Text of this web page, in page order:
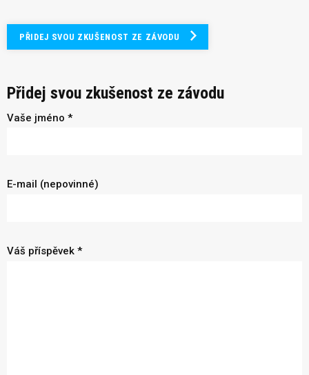
PŘIDEJ SVOU ZKUŠENOST ZE ZÁVODU
Přidej svou zkušenost ze závodu
Vaše jméno *
E-mail (nepovinné)
Váš příspěvek *